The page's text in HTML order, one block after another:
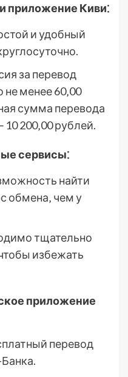
приложение Киви⁚
и удобный
за перевод
не менее 60‚00
сумма перевода
200‚00 рублей.
сервисы⁚
найти
обмена‚ чем у
тщательно
избежать
приложение
перевод